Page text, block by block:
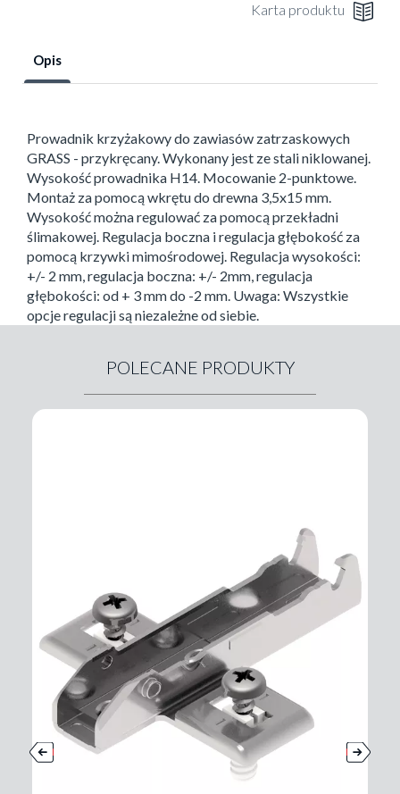
Karta produktu
Opis
Prowadnik krzyżakowy do zawiasów zatrzaskowych
GRASS - przykręcany. Wykonany jest ze stali niklowanej.
Wysokość prowadnika H14. Mocowanie 2-punktowe.
Montaż za pomocą wkrętu do drewna 3,5x15 mm.
Wysokość można regulować za pomocą przekładni
ślimakowej. Regulacja boczna i regulacja głębokość za
pomocą krzywki mimośrodowej. Regulacja wysokości:
+/- 2 mm, regulacja boczna: +/- 2mm, regulacja
głębokości: od + 3 mm do -2 mm. Uwaga: Wszystkie
opcje regulacji są niezależne od siebie.
POLECANE PRODUKTY